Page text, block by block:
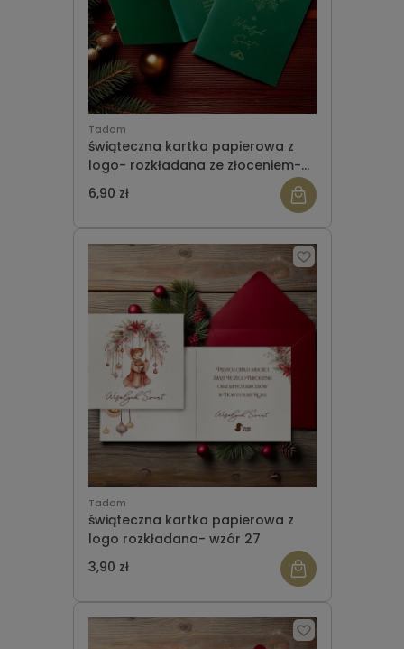
Tadam
świąteczna kartka papierowa z
logo- rozkładana ze złoceniem-
wzór 15
6,90 zł
Tadam
świąteczna kartka papierowa z
logo rozkładana- wzór 27
3,90 zł